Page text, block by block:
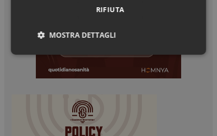
RIFIUTA
MOSTRA DETTAGLI
Necessari Marketing
Necessari